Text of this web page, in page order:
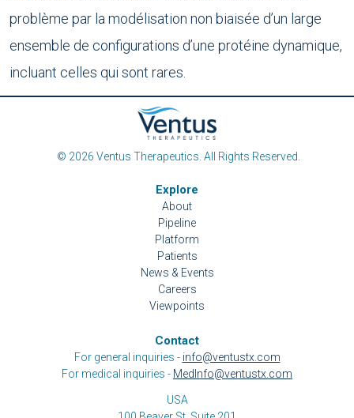
problème par la modélisation non biaisée d’un large
ensemble de configurations d’une protéine dynamique,
incluant celles qui sont rares.
© 2026 Ventus Therapeutics. All Rights Reserved.
Explore
About
Pipeline
Platform
Patients
News & Events
Careers
Viewpoints
Contact
For general inquiries - info@ventustx.com
For medical inquiries - MedInfo@ventustx.com
USA